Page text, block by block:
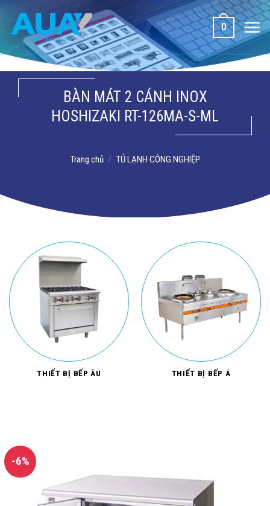
dung
0
BÀN MÁT 2 CÁNH INOX
HOSHIZAKI RT-126MA-S-ML
Trang chủ / TỦ LẠNH CÔNG NGHIỆP
THIẾT BỊ BẾP ÂU THIẾT BỊ BẾP Á
-6%